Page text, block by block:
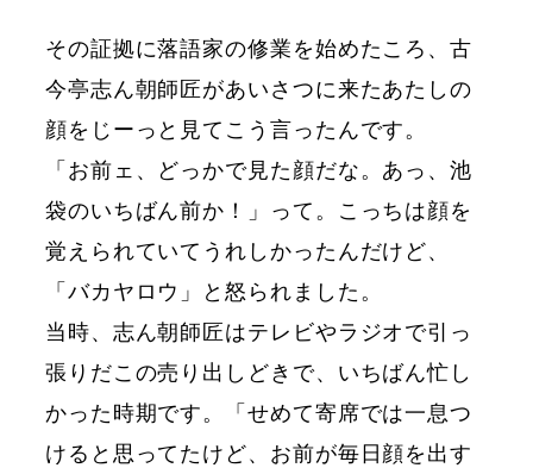
その証拠に落語家の修業を始めたころ、古
今亭志ん朝師匠があいさつに来たあたしの
顔をじーっと見てこう言ったんです。
「お前ェ、どっかで見た顔だな。あっ、池
袋のいちばん前か！」って。こっちは顔を
覚えられていてうれしかったんだけど、
「バカヤロウ」と怒られました。
当時、志ん朝師匠はテレビやラジオで引っ
張りだこの売り出しどきで、いちばん忙し
かった時期です。「せめて寄席では一息つ
けると思ってたけど、お前が毎日顔を出す